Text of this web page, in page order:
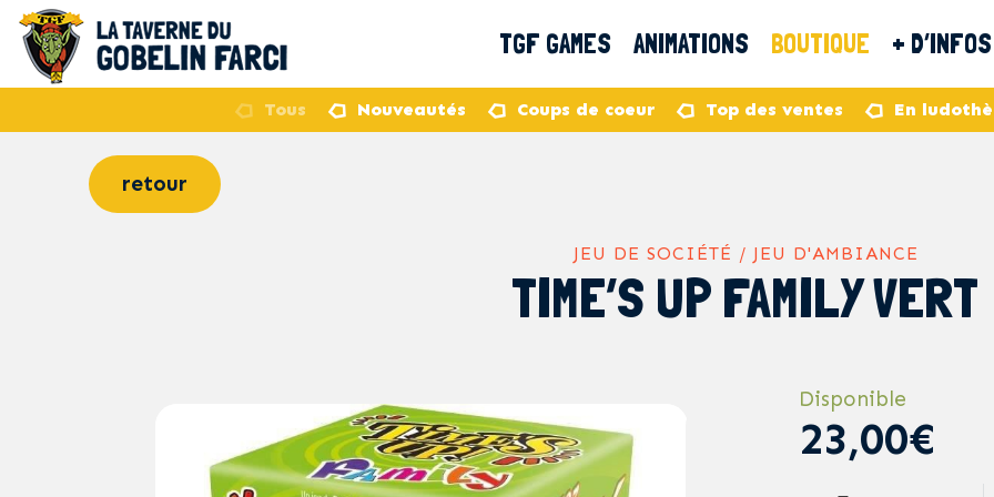
TGF GAMES ANIMATIONS BOUTIQUE + D’INFOS
Tous Nouveautés Coups de coeur Top des ventes En
retour
JEU DE SOCIÉTÉ / JEU D'AMBIANCE
TIME’S UP FAMILY VERT
Disponible
23,00€